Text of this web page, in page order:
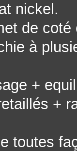
nickel.
de coté
à
+
+
toutes